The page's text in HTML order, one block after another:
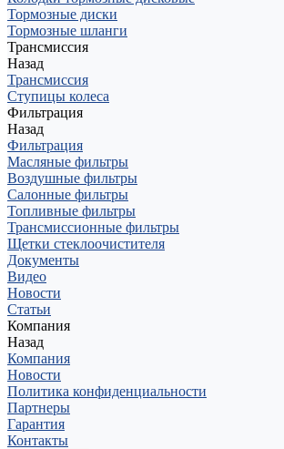
Тормозные диски
Тормозные шланги
Трансмиссия
Назад
Трансмиссия
Ступицы колеса
Фильтрация
Назад
Фильтрация
Масляные фильтры
Воздушные фильтры
Салонные фильтры
Топливные фильтры
Трансмиссионные фильтры
Щетки стеклоочистителя
Документы
Видео
Новости
Статьи
Компания
Назад
Компания
Новости
Политика конфиденциальности
Партнеры
Гарантия
Контакты